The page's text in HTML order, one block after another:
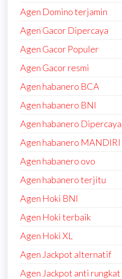
Agen Domino terjamin
Agen Gacor Dipercaya
Agen Gacor Populer
Agen Gacor resmi
Agen habanero BCA
Agen habanero BNI
Agen habanero Dipercaya
Agen habanero MANDIRI
Agen habanero ovo
Agen habanero terjitu
Agen Hoki BNI
Agen Hoki terbaik
Agen Hoki XL
Agen Jackpot alternatif
Agen Jackpot anti rungkat